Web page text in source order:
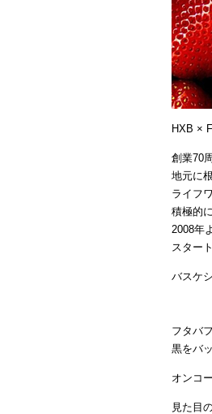
HXB ×
創業70
地元に
ライフ
積極的
2008年
スター
バスケ
フタバ
黒をバ
オンコ
見た目